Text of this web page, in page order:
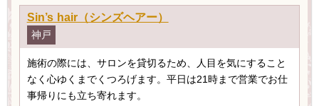
Sin’s hair（シンズヘアー）
神戸
施術の際には、サロンを貸切るため、人目を気にすること
なく心ゆくまでくつろげます。平日は21時まで営業でお仕
事帰りにも立ち寄れます。